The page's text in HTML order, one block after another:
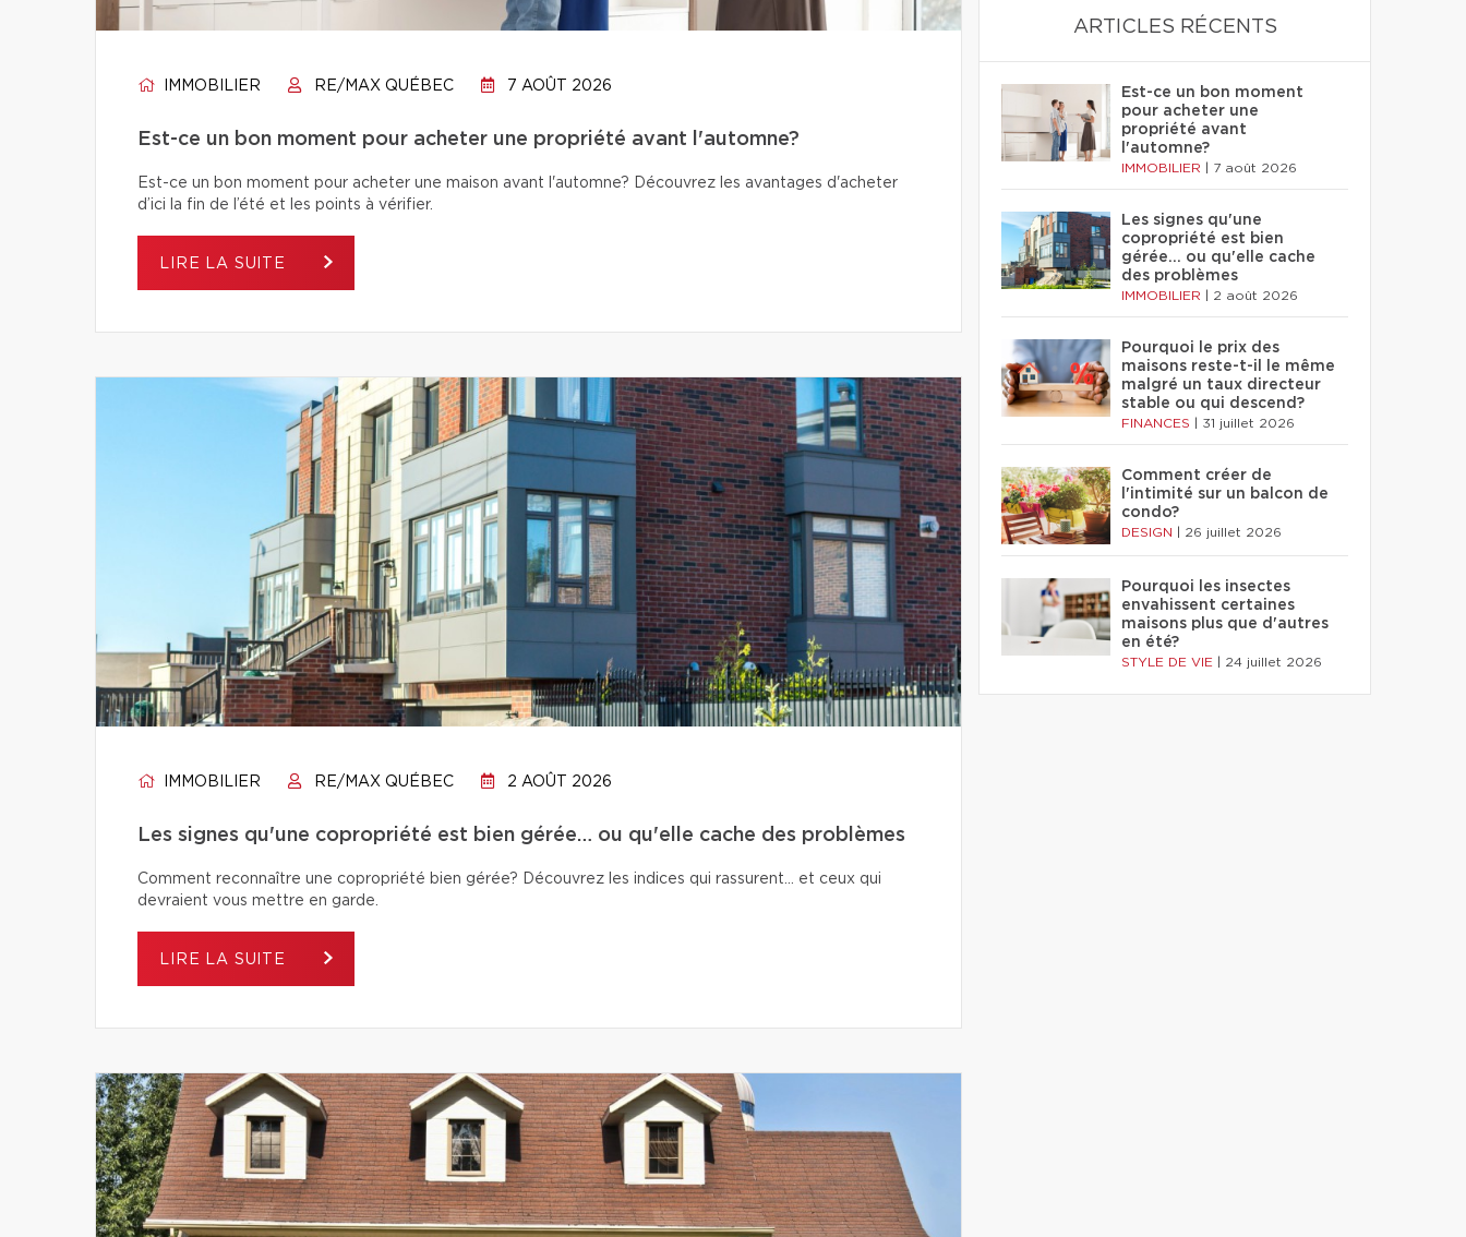
IMMOBILIER RE/MAX QUÉBEC 7 AOÛT 2026
Est-ce un bon moment pour acheter une propriété avant l'automne?
Est-ce un bon moment pour acheter une maison avant l'automne? Découvrez les avantages d'acheter
d’ici la fin de l’été et les points à vérifier.
LIRE LA SUITE
IMMOBILIER RE/MAX QUÉBEC 2 AOÛT 2026
Les signes qu'une copropriété est bien gérée… ou qu'elle cache des problèmes
Comment reconnaître une copropriété bien gérée? Découvrez les indices qui rassurent… et ceux qui
devraient vous mettre en garde.
LIRE LA SUITE
ARTICLES RÉCENTS
Est-ce un bon moment
pour acheter une
propriété avant
l'automne?
IMMOBILIER 7 août 2026
Les signes qu'une
copropriété est bien
gérée… ou qu'elle cache
des problèmes
IMMOBILIER 2 août 2026
Pourquoi le prix des
maisons reste-t-il le même
malgré un taux directeur
stable ou qui descend?
FINANCES 31 juillet 2026
Comment créer de
l'intimité sur un balcon de
condo?
DESIGN 26 juillet 2026
Pourquoi les insectes
envahissent certaines
maisons plus que d'autres
en été?
STYLE DE VIE 24 juillet 2026